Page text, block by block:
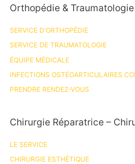
Orthopédie & Traumatologie
SERVICE D’ORTHOPÉDIE
SERVICE DE TRAUMATOLOGIE
ÉQUIPE MÉDICALE
INFECTIONS OSTÉOARTICULAIRES
PRENDRE RENDEZ-VOUS
Chirurgie Réparatrice –
LE SERVICE
CHIRURGIE ESTHÉTIQUE